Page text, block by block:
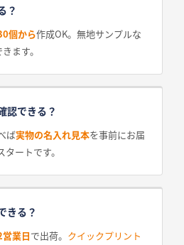
？
個から作成OK。無地サンプルな
ます。
認できる？
ば実物の名入れ見本を事前にお届
ートです。
きる？
業日で出荷。 クイックプリント